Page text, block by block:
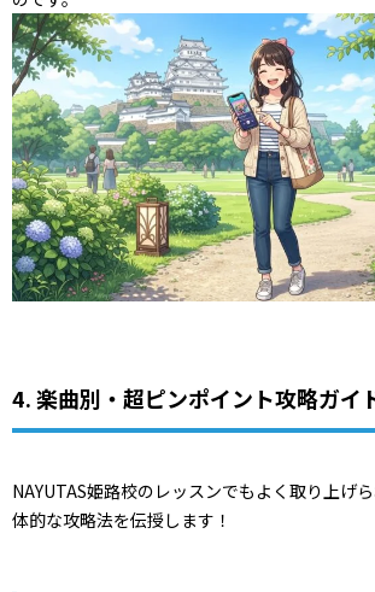
4. 楽曲別・超ピンポイント攻略ガイ
NAYUTAS姫路校のレッスンでもよく取り上げ
体的な攻略法を伝授します！